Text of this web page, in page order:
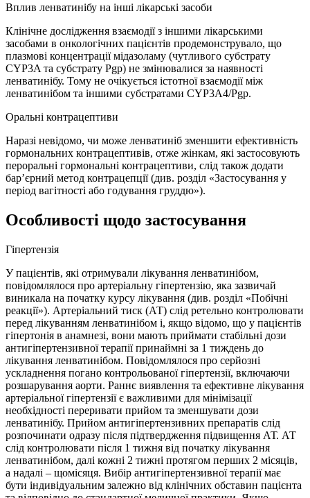
Вплив ленватинібу на інші лікарські засоби
Клінічне дослідження взаємодії з іншими лікарськими
засобами в онкологічних пацієнтів продемонструвало, що
плазмові концентрації мідазоламу (чутливого субстрату
CYP3A та субстрату Pgp) не змінювалися за наявності
ленватинібу. Тому не очікується істотної взаємодії між
ленватинібом та іншими субстратами CYP3A4/Pgp.
Оральні контрацептиви
Наразі невідомо, чи може ленватиніб зменшити ефективність
гормональних контрацептивів, отже жінкам, які застосовують
пероральні гормональні контрацептиви, слід також додати
бар’єрний метод контрацепції (див. розділ «Застосування у
період вагітності або годування груддю»).
Особливості щодо застосування
Гіпертензія
У пацієнтів, які отримували лікування ленватинібом,
повідомлялося про артеріальну гіпертензію, яка зазвичай
виникала на початку курсу лікування (див. розділ «Побічні
реакції»). Артеріальний тиск (АТ) слід ретельно контролювати
перед лікуванням ленватинібом і, якщо відомо, що у пацієнтів
гіпертонія в анамнезі, вони мають приймати стабільні дози
антигіпертензивної терапії принаймні за 1 тиждень до
лікування ленватинібом. Повідомлялося про серйозні
ускладнення погано контрольованої гіпертензії, включаючи
розшарування аорти. Раннє виявлення та ефективне лікування
артеріальної гіпертензії є важливими для мінімізації
необхідності переривати прийом та зменшувати дози
ленватинібу. Прийом антигіпертензивних препаратів слід
розпочинати одразу після підтвердження підвищення АТ. АТ
слід контролювати після 1 тижня від початку лікування
ленватинібом, далі кожні 2 тижні протягом перших 2 місяців,
а надалі – щомісяця. Вибір антигіпертензивної терапії має
бути індивідуальним залежно від клінічних обставин пацієнта